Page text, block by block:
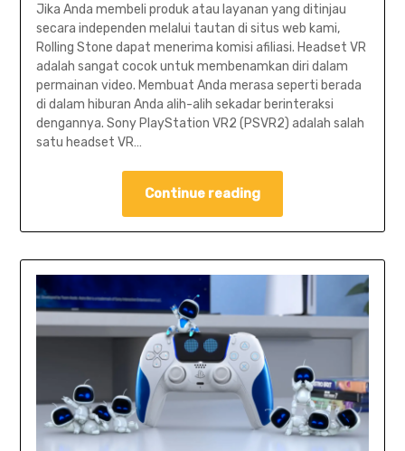
Jika Anda membeli produk atau layanan yang ditinjau
secara independen melalui tautan di situs web kami,
Rolling Stone dapat menerima komisi afiliasi. Headset VR
adalah sangat cocok untuk membenamkan diri dalam
permainan video. Membuat Anda merasa seperti berada
di dalam hiburan Anda alih-alih sekadar berinteraksi
dengannya. Sony PlayStation VR2 (PSVR2) adalah salah
satu headset VR…
Continue reading